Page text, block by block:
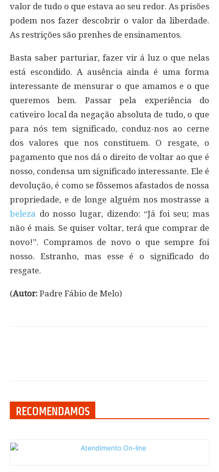
valor de tudo o que estava ao seu redor. As prisões
podem nos fazer descobrir o valor da liberdade.
As restrições são prenhes de ensinamentos.
Basta saber parturiar, fazer vir á luz o que nelas
está escondido. A ausência ainda é uma forma
interessante de mensurar o que amamos e o que
queremos bem. Passar pela experiência do
cativeiro local da negação absoluta de tudo, o que
para nós tem significado, conduz-nos ao cerne
dos valores que nos constituem. O resgate, o
pagamento que nos dá o direito de voltar ao que é
nosso, condensa um significado interessante. Ele é
devolução, é como se fôssemos afastados de nossa
propriedade, e de longe alguém nos mostrasse a
beleza do nosso lugar, dizendo: “Já foi seu; mas
não é mais. Se quiser voltar, terá que comprar de
novo!”. Compramos de novo o que sempre foi
nosso. Estranho, mas esse é o significado do
resgate.
(Autor: Padre Fábio de Melo)
RECOMENDAMOS